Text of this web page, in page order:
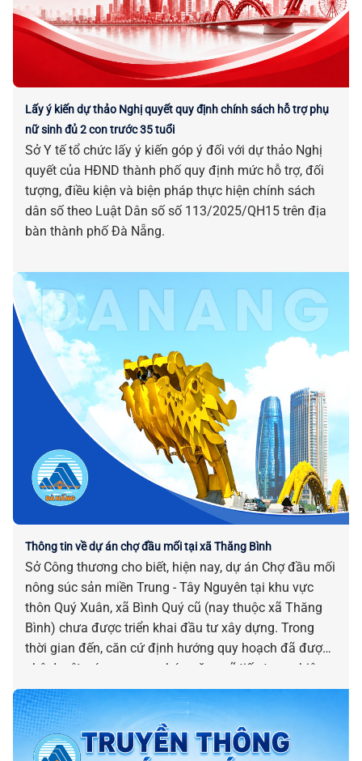
Lấy ý kiến dự thảo Nghị quyết quy định chính sách hỗ trợ phụ
nữ sinh đủ 2 con trước 35 tuổi
Sở Y tế tổ chức lấy ý kiến góp ý đối với dự thảo Nghị
quyết của HĐND thành phố quy định mức hỗ trợ, đối
tượng, điều kiện và biện pháp thực hiện chính sách
dân số theo Luật Dân số số 113/2025/QH15 trên địa
bàn thành phố Đà Nẵng.
Thông tin về dự án chợ đầu mối tại xã Thăng Bình
Sở Công thương cho biết, hiện nay, dự án Chợ đầu mối
nông súc sản miền Trung - Tây Nguyên tại khu vực
thôn Quý Xuân, xã Bình Quý cũ (nay thuộc xã Thăng
Bình) chưa được triển khai đầu tư xây dựng. Trong
thời gian đến, căn cứ định hướng quy hoạch đã được
phê duyệt, các cơ quan chức năng sẽ tiếp tục nghiên
cứu, xúc tiến, kêu gọi đầu tư.